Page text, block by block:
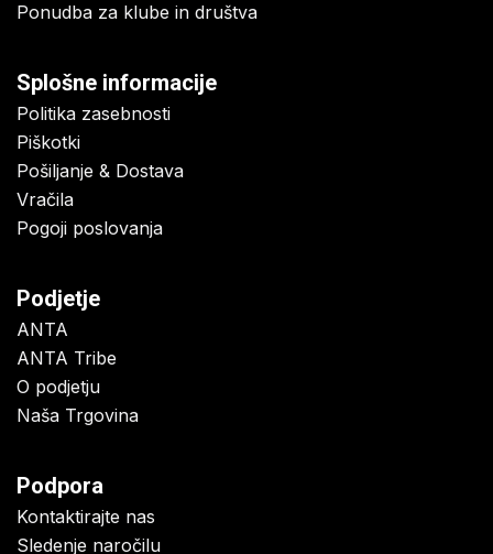
Ponudba za klube in društva
Splošne informacije
Politika zasebnosti
Piškotki
Pošiljanje & Dostava
Vračila
Pogoji poslovanja
Podjetje
ANTA
ANTA Tribe
O podjetju
Naša Trgovina
Podpora
Kontaktirajte nas
Sledenje naročilu